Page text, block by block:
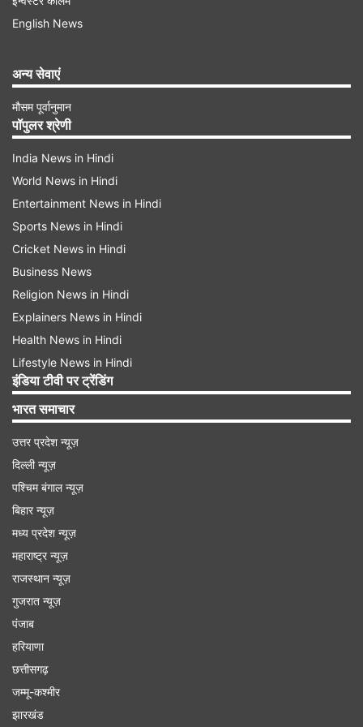
क्षमता के लिए बोली लगाई थी। जबकि ग्रीन इंफ्रा विंड एनर्जी
नवीन ऊर्जा प्राइवेट लिमिटेड ने 300 मेगावाट के लिये बेली
लगायी है।
सूत्र ने बताया कि अनुपम रिन्यूएबल्स प्राइवेट लिमिटेड ने
150 मेगावाट परियोजना के लिए बोली लगाई थी। सेकी ने इस
साल मई में देश में 1,200 मेगावाट अंतरराज्यीय पारेषण
प्रणाली से जुड़ी पवन ऊर्जा परियोजनाओं (चरण 11) की
स्थापना के लिए निविदा जारी की थी।
ट्विटर अपमानजनक भाषा पर लगाम लगाने के लिए लाएगा
‘सेफ्टी मोड’
ट्विटर ने उसके हैंडल पर अपमानजनक और घृणित भाषा का
इस्तेमाल करने वालों पर अंकुश लगाने के लिये एक नया उपाय
किया है। उसने एक नए ‘सेफ्टी मोड’ फीचर का परीक्षण किया
है, जो अपमानजनक या घृणित टिप्पणियां करने वाले खातों को
सात दिनों के लिए अस्थायी रूप से ब्लॉक कर देगा। ट्विटर ने
English News
अन्य सेवाएं
मौसम पूर्वानुमान
पॉपुलर श्रेणी
India News in Hindi
World News in Hindi
Entertainment News in Hindi
Sports News in Hindi
Cricket News in Hindi
Business News
Religion News in Hindi
Explainers News in Hindi
Health News in Hindi
Lifestyle News in Hindi
इंडिया टीवी पर ट्रेंडिंग
भारत समाचार
उत्तर प्रदेश न्यूज़
दिल्ली न्यूज़
पश्चिम बंगाल न्यूज़
बिहार न्यूज़
मध्य प्रदेश न्यूज़
महाराष्ट्र न्यूज़
राजस्थान न्यूज़
गुजरात न्यूज़
पंजाब
हरियाणा
छत्तीसगढ़
जम्मू-कश्मीर
झारखंड